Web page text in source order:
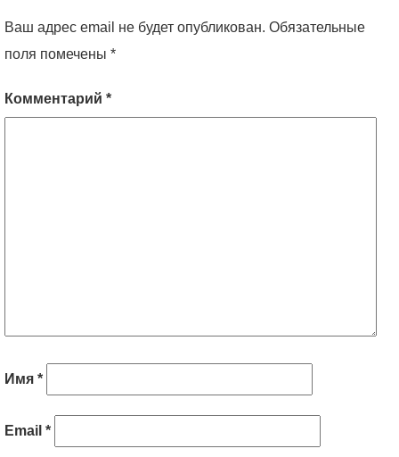
Ваш адрес email не будет опубликован. Обязательные
поля помечены *
Комментарий *
Имя *
Email *